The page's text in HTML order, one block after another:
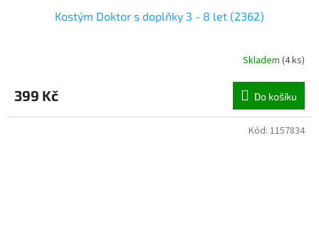
Kostým Doktor s doplňky 3 - 8 let (2362)
Skladem (4 ks)
399 Kč Do košíku
Kód: 1157834